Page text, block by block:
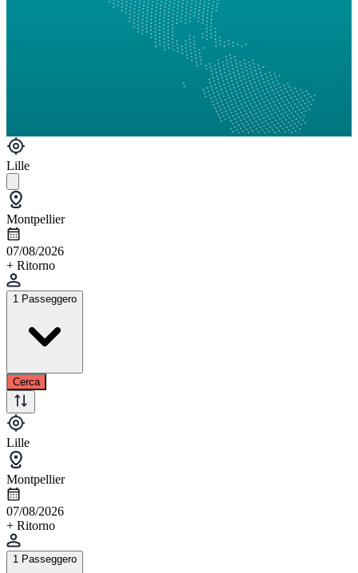
Lille
Montpellier
07/08/2026
+ Ritorno
1 Passeggero
Cerca
Lille
Montpellier
07/08/2026
+ Ritorno
1 Passeggero